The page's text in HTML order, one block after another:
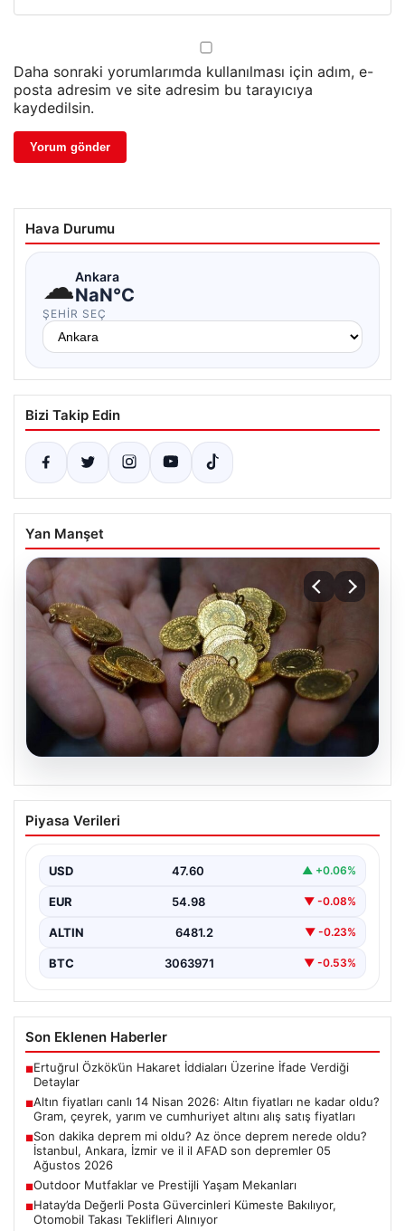
Daha sonraki yorumlarımda kullanılması için adım, e-
posta adresim ve site adresim bu tarayıcıya
kaydedilsin.
Hava Durumu
☁Ankara
NaN°C
ŞEHIR SEÇ
Bizi Takip Edin
Yan Manşet
Altın fiyatları canlı 14 Nisan 2026: Altın
fiyatları ne kadar oldu? Gram, çeyrek,
fiyatları
Piyasa Verileri
USD 47.60 ▲ +0.06%
EUR 54.98 ▼ -0.08%
ALTIN 6481.2 ▼ -0.23%
BTC 3063971 ▼ -0.53%
Son Eklenen Haberler
■Ertuğrul Özkök’ün Hakaret İddiaları Üzerine İfade Verdiği
Detaylar
■Altın fiyatları canlı 14 Nisan 2026: Altın fiyatları ne kadar oldu?
Gram, çeyrek, yarım ve cumhuriyet altını alış satış fiyatları
■Son dakika deprem mi oldu? Az önce deprem nerede oldu?
İstanbul, Ankara, İzmir ve il il AFAD son depremler 05
Ağustos 2026
■Outdoor Mutfaklar ve Prestijli Yaşam Mekanları
■Hatay’da Değerli Posta Güvercinleri Kümeste Bakılıyor,
Otomobil Takası Teklifleri Alınıyor